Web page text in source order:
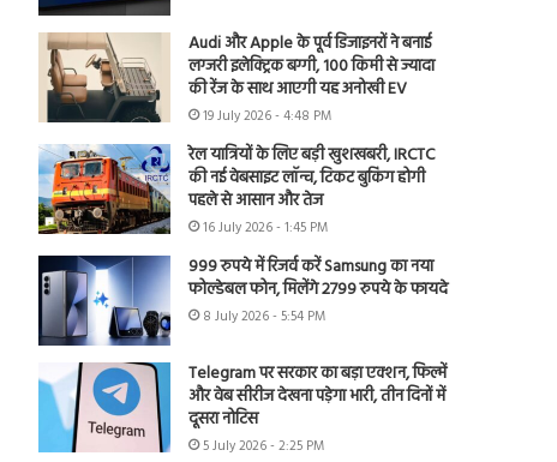
Audi और Apple के पूर्व डिजाइनरों ने बनाई
लग्जरी इलेक्ट्रिक बग्गी, 100 किमी से ज्यादा
की रेंज के साथ आएगी यह अनोखी EV
19 July 2026 - 4:48 PM
रेल यात्रियों के लिए बड़ी खुशखबरी, IRCTC
की नई वेबसाइट लॉन्च, टिकट बुकिंग होगी
पहले से आसान और तेज
16 July 2026 - 1:45 PM
999 रुपये में रिजर्व करें Samsung का नया
फोल्डेबल फोन, मिलेंगे 2799 रुपये के फायदे
8 July 2026 - 5:54 PM
Telegram पर सरकार का बड़ा एक्शन, फिल्में
और वेब सीरीज देखना पड़ेगा भारी, तीन दिनों में
दूसरा नोटिस
5 July 2026 - 2:25 PM